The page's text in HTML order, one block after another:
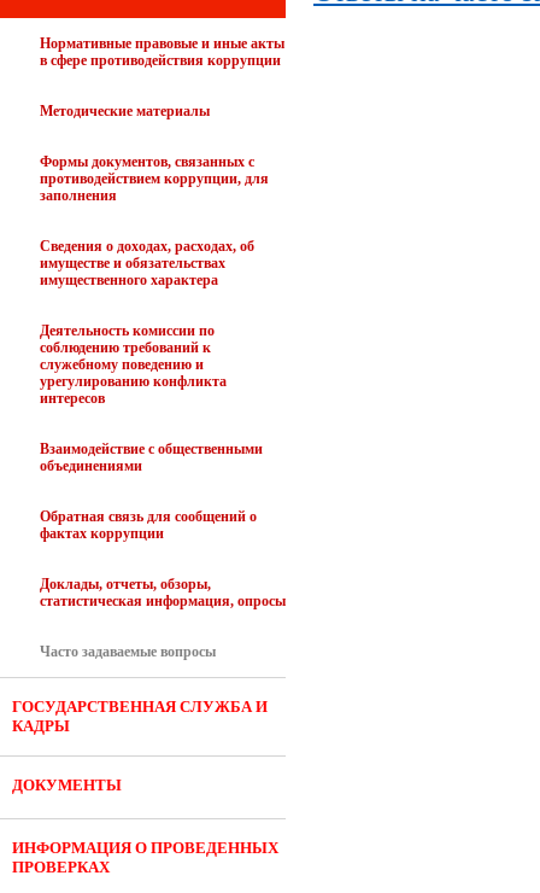
Нормативные правовые и иные акты
в сфере противодействия коррупции
Методические материалы
Формы документов, связанных с
противодействием коррупции, для
заполнения
Сведения о доходах, расходах, об
имуществе и обязательствах
имущественного характера
Деятельность комиссии по
соблюдению требований к
служебному поведению и
урегулированию конфликта
интересов
Взаимодействие с общественными
объединениями
Обратная связь для сообщений о
фактах коррупции
Доклады, отчеты, обзоры,
статистическая информация, опросы
Часто задаваемые вопросы
ГОСУДАРСТВЕННАЯ СЛУЖБА И
КАДРЫ
ДОКУМЕНТЫ
ИНФОРМАЦИЯ О ПРОВЕДЕННЫХ
ПРОВЕРКАХ